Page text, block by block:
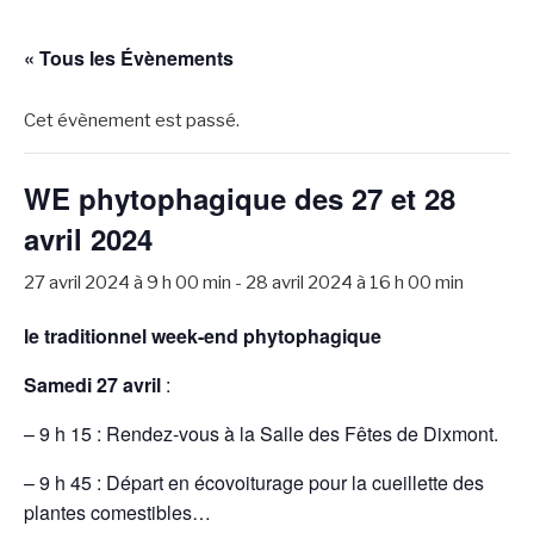
« Tous les Évènements
Cet évènement est passé.
WE phytophagique des 27 et 28
avril 2024
27 avril 2024 à 9 h 00 min - 28 avril 2024 à 16 h 00 min
le traditionnel week-end phytophagique
Samedi27 avril :
– 9 h 15 : Rendez-vous à la Salle des Fêtes de Dixmont.
– 9 h 45 : Départ en écovoiturage pour la cueillette des
plantes comestibles…